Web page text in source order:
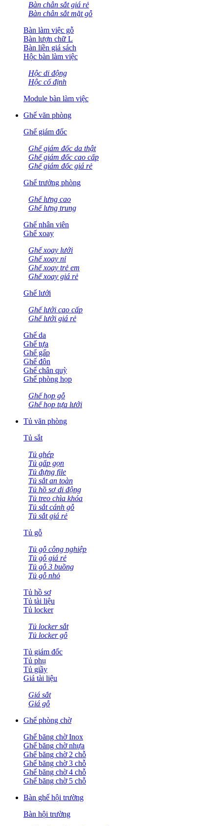
Bàn chân sắt giá rẻ
Bàn chân sắt mặt gỗ
Bàn làm việc gỗ
Bàn lượn chữ L
Bàn liền giá sách
Hộc bàn làm việc
Hộc di động
Hộc cố định
Module bàn làm việc
Ghế văn phòng
Ghế giám đốc
Ghế giám đốc da thật
Ghế giám đốc cao cấp
Ghế giám đốc giá rẻ
Ghế trưởng phòng
Ghế lưng cao
Ghế lưng trung
Ghế nhân viên
Ghế xoay
Ghế xoay lưới
Ghế xoay nỉ
Ghế xoay trẻ em
Ghế xoay giá rẻ
Ghế lưới
Ghế lưới cao cấp
Ghế lưới giá rẻ
Ghế da
Ghế tựa
Ghế gấp
Ghế đôn
Ghế chân quỳ
Ghế phòng họp
Ghế họp gỗ
Ghế họp tựa lưới
Tủ văn phòng
Tủ sắt
Tủ ghép
Tủ gấp gọn
Tủ đựng file
Tủ sắt an toàn
Tủ hồ sơ di động
Tủ treo chìa khóa
Tủ sắt cánh gỗ
Tủ sắt giá rẻ
Tủ gỗ
Tủ gỗ công nghiệp
Tủ gỗ giá rẻ
Tủ gỗ 3 buồng
Tủ gỗ nhỏ
Tủ hồ sơ
Tủ tài liệu
Tủ locker
Tủ locker sắt
Tủ locker gỗ
Tủ giám đốc
Tủ phụ
Tủ giầy
Giá tài liệu
Giá sắt
Giá gỗ
Ghế phòng chờ
Ghế băng chờ Inox
Ghế băng chờ nhựa
Ghế băng chờ 2 chỗ
Ghế băng chờ 3 chỗ
Ghế băng chờ 4 chỗ
Ghế băng chờ 5 chỗ
Bàn ghế hội trường
Bàn hội trường